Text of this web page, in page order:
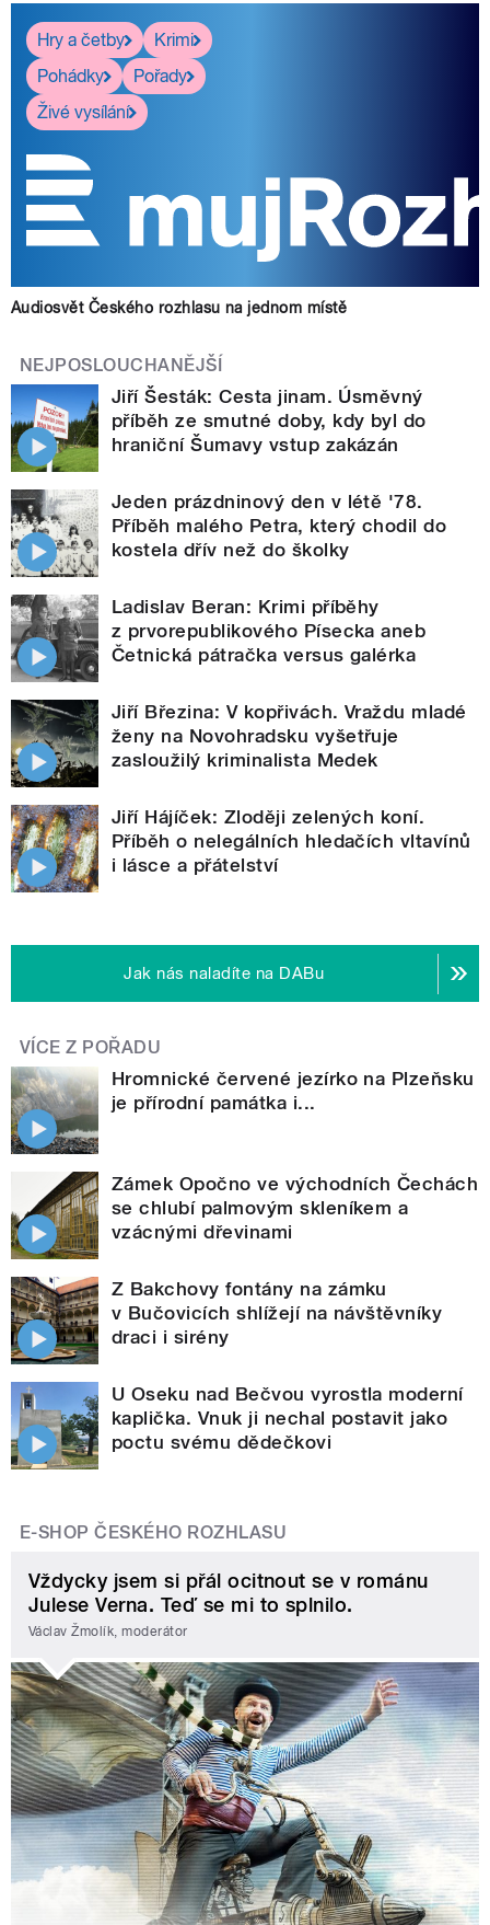
Hry a četby
Krimi
Pohádky
Pořady
Živé vysílání
Audiosvět Českého rozhlasu na jednom místě
NEJPOSLOUCHANĚJŠÍ
Jiří Šesták: Cesta jinam. Úsměvný
příběh ze smutné doby, kdy byl do
hraniční Šumavy vstup zakázán
Jeden prázdninový den v létě '78.
Příběh malého Petra, který chodil do
kostela dřív než do školky
Ladislav Beran: Krimi příběhy
z prvorepublikového Písecka aneb
Četnická pátračka versus galérka
Jiří Březina: V kopřivách. Vraždu mladé
ženy na Novohradsku vyšetřuje
zasloužilý kriminalista Medek
Jiří Hájíček: Zloději zelených koní.
Příběh o nelegálních hledačích vltavínů
i lásce a přátelství
Jak nás naladíte na DABu
VÍCE Z POŘADU
Hromnické červené jezírko na Plzeňsku
je přírodní památka i...
Zámek Opočno ve východních Čechách
se chlubí palmovým skleníkem a
vzácnými dřevinami
Z Bakchovy fontány na zámku
v Bučovicích shlížejí na návštěvníky
draci i sirény
U Oseku nad Bečvou vyrostla moderní
kaplička. Vnuk ji nechal postavit jako
poctu svému dědečkovi
E-SHOP ČESKÉHO ROZHLASU
Vždycky jsem si přál ocitnout se v románu
Julese Verna. Teď se mi to splnilo.
Václav Žmolík, moderátor